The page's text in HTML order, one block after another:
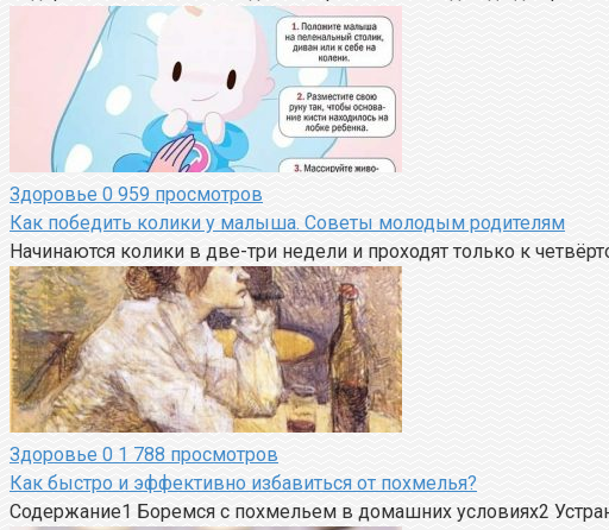
Здоровье 0 959 просмотров
Как победить колики у малыша. Советы молодым родителям
Начинаются колики в две-три недели и проходят только к
Здоровье 0 1 788 просмотров
Как быстро и эффективно избавиться от похмелья?
Содержание1 Боремся с похмельем в домашних условиях2